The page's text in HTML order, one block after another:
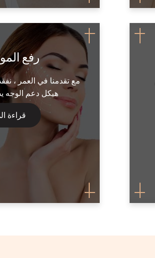
رفع
مع تقدمنا في العمر ،
هيكل دعم الوجه
قراءة